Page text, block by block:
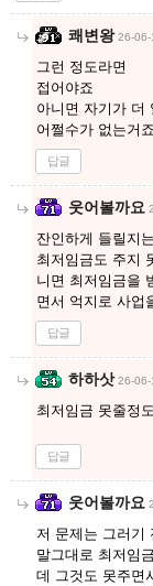
쾌변왕 26-
그런 정도라면
접어야죠
아니면 자기가 더
어쩔수가 없는거죠
답글
웃어볼까요
잔인하게 들릴지
최저임금도 주지
니면 최저임금을
면서 억지로 사업
답글
하하삿 26-
최저임금 못줄정
답글
웃어볼까요
저 문제는 그러기
말그대로 최저임
데 그것도 못주면